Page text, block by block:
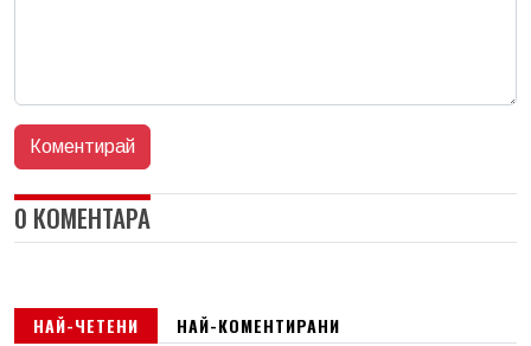
0 КОМЕНТАРА
НАЙ-ЧЕТЕНИ НАЙ-КОМЕНТИРАНИ